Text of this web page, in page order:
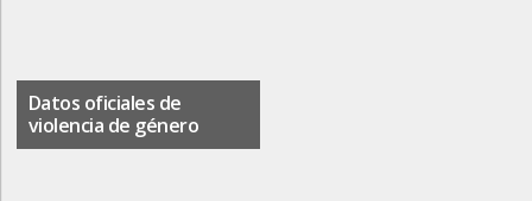
Datos oficiales de
violencia de género